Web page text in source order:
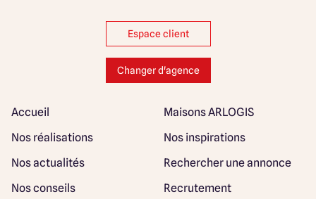
Espace client
Changer d'agence
Accueil
Maisons ARLOGIS
Nos réalisations
Nos inspirations
Nos actualités
Rechercher une annonce
Nos conseils
Recrutement